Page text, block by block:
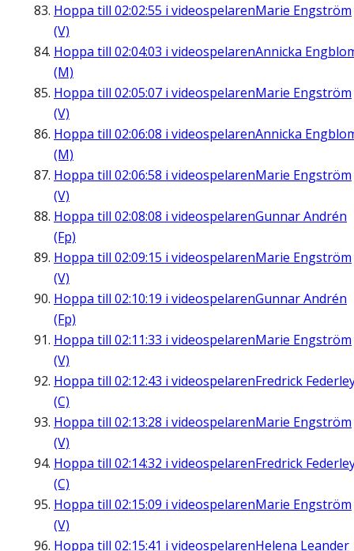
Hoppa till 02:02:55 i videospelarenMarie Engström
(V)
Hoppa till 02:04:03 i videospelarenAnnicka
(M)
Hoppa till 02:05:07 i videospelarenMarie Engström
(V)
Hoppa till 02:06:08 i videospelarenAnnicka
(M)
Hoppa till 02:06:58 i videospelarenMarie Engström
(V)
Hoppa till 02:08:08 i videospelarenGunnar Andrén
(Fp)
Hoppa till 02:09:15 i videospelarenMarie Engström
(V)
Hoppa till 02:10:19 i videospelarenGunnar Andrén
(Fp)
Hoppa till 02:11:33 i videospelarenMarie Engström
(V)
Hoppa till 02:12:43 i videospelarenFredrick
(C)
Hoppa till 02:13:28 i videospelarenMarie Engström
(V)
Hoppa till 02:14:32 i videospelarenFredrick
(C)
Hoppa till 02:15:09 i videospelarenMarie Engström
(V)
Hoppa till 02:15:41 i videospelarenHelena Leander